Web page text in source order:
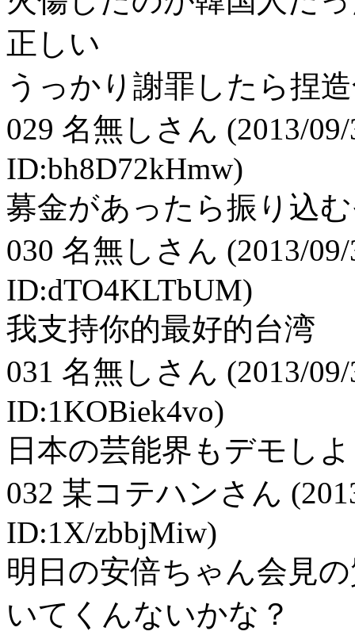
正しい
うっかり謝罪したら捏
029 名無しさん (2013/
ID:bh8D72kHmw)
募金があったら振り込
030 名無しさん (2013/
ID:dTO4KLTbUM)
我支持你的最好的台湾
031 名無しさん (2013/
ID:1KOBiek4vo)
日本の芸能界もデモし
032 某コテハンさん
ID:1X/zbbjMiw)
明日の安倍ちゃん会見
いてくんないかな？